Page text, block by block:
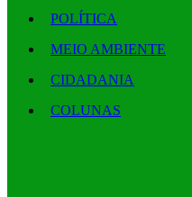
POLÍTICA
MEIO AMBIENTE
CIDADANIA
COLUNAS